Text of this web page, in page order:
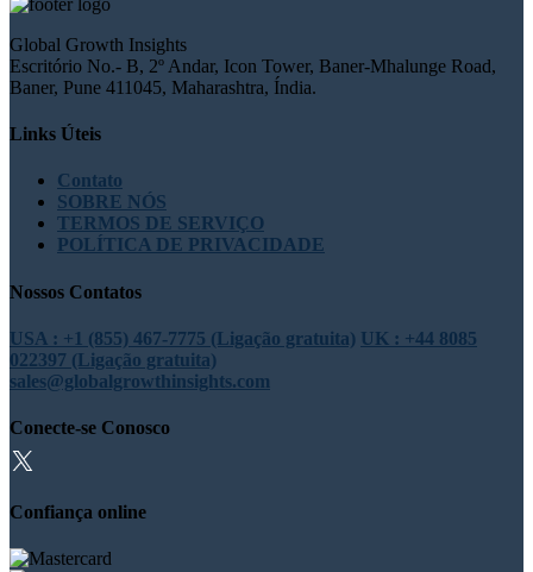
Global Growth Insights
Escritório No.- B, 2º Andar, Icon Tower, Baner-Mhalunge Road,
Baner, Pune 411045, Maharashtra, Índia.
Links Úteis
Contato
SOBRE NÓS
TERMOS DE SERVIÇO
POLÍTICA DE PRIVACIDADE
Nossos Contatos
USA : +1 (855) 467-7775 (Ligação gratuita) UK : +44 8085
022397 (Ligação gratuita)
sales@globalgrowthinsights.com
Conecte-se Conosco
Confiança online